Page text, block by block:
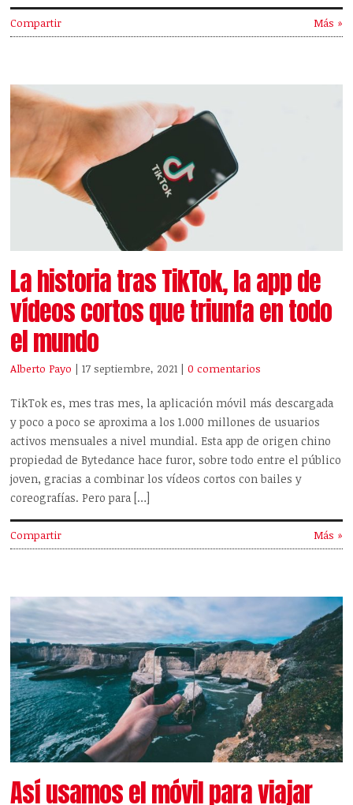
Compartir Más »
La historia tras TikTok, la app de
vídeos cortos que triunfa en todo
el mundo
Alberto Payo | 17 septiembre, 2021 |0 comentarios
TikTok es, mes tras mes, la aplicación móvil más descargada
y poco a poco se aproxima a los 1.000 millones de usuarios
activos mensuales a nivel mundial. Esta app de origen chino
propiedad de Bytedance hace furor, sobre todo entre el público
joven, gracias a combinar los vídeos cortos con bailes y
coreografías. Pero para […]
Compartir Más »
Así usamos el móvil para viajar